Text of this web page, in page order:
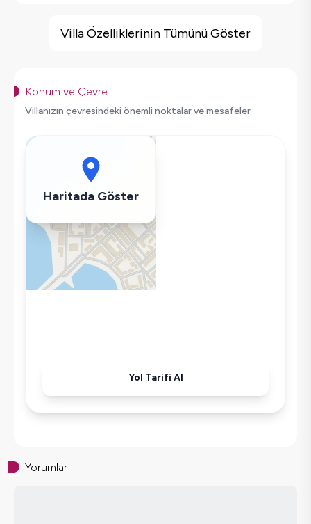
Saç Kurutma Makinası
Bulaşık Makinesi
Buzdolabı
Mikrodalga
Kettle
Havuz-Bahçe Bakımı
Villa Özelliklerinin Tümünü Göster
Konum ve Çevre
Villanızın çevresindeki önemli noktalar ve mesafeler
Haritada Göster
Yol Tarifi Al
Yorumlar